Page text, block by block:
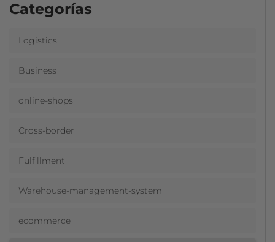
Categorías
Logistics
Business
online-shops
Cross-border
Fulfillment
Warehouse-management-system
ecommerce